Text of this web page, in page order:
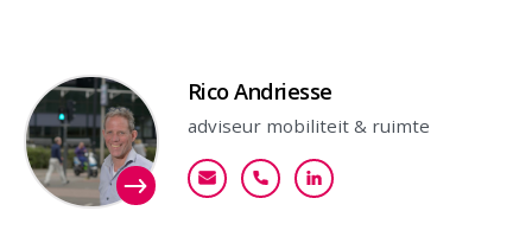
ContactpersoonRico Andriesse
adviseur mobiliteit & ruimte
randriesse@goudappel.nl
+31 (0)6 20 61 16 45
Bekijk mijn profiel